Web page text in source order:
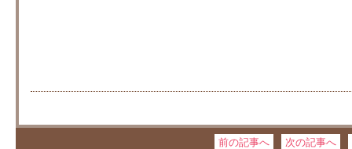
前の記事へ 次の記事へ